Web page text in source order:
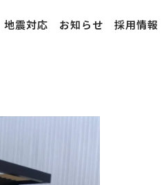
地震対応 お知らせ 採用情報